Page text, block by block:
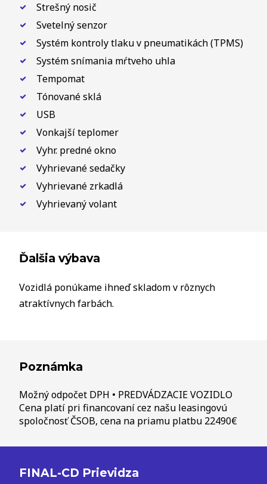
Strešný nosič
Svetelný senzor
Systém kontroly tlaku v pneumatikách (TPMS)
Systém snímania mŕtveho uhla
Tempomat
Tónované sklá
USB
Vonkajší teplomer
Vyhr. predné okno
Vyhrievané sedačky
Vyhrievané zrkadlá
Vyhrievaný volant
Ďalšia výbava
Vozidlá ponúkame ihneď skladom v rôznych
atraktívnych farbách.
Poznámka
Možný odpočet DPH • PREDVÁDZACIE VOZIDLO
Cena platí pri financovaní cez našu leasingovú
spoločnosť ČSOB, cena na priamu platbu 22490€
FINAL-CD Prievidza